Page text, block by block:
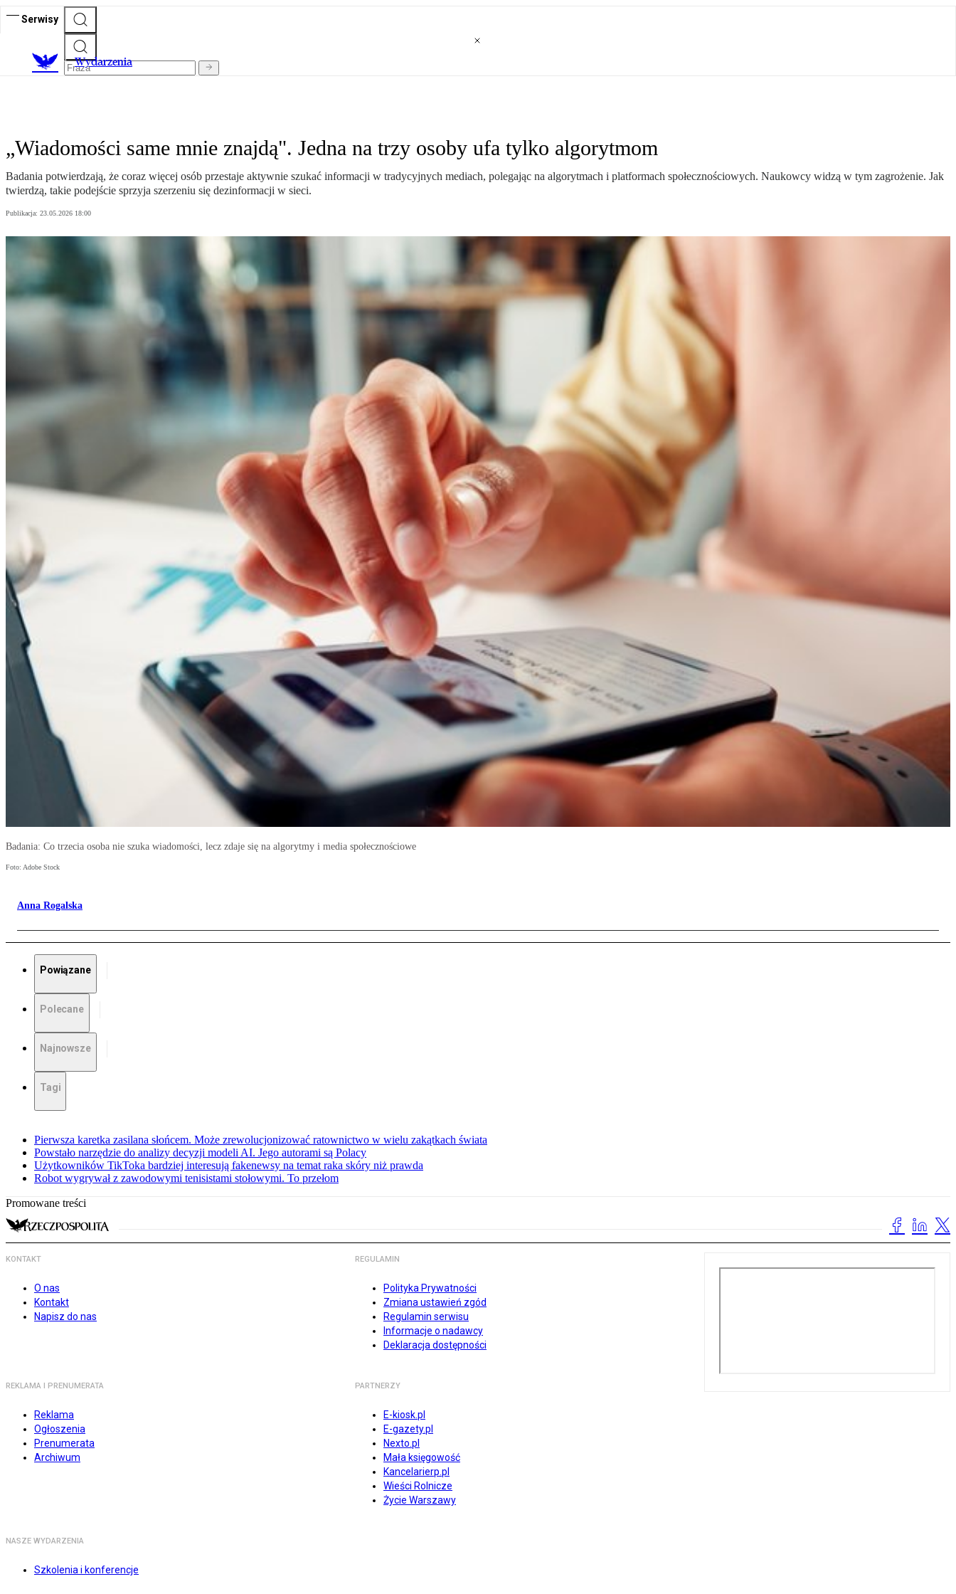
Serwisy
Wydarzenia
„Wiadomości same mnie znajdą". Jedna na trzy osoby ufa tylko algorytmom
Badania potwierdzają, że coraz więcej osób przestaje aktywnie szukać informacji w tradycyjnych mediach, polegając na algorytmach i platformach społecznościowych. Naukowcy widzą w tym zagrożenie. Jak
twierdzą, takie podejście sprzyja szerzeniu się dezinformacji w sieci.
Publikacja: 23.05.2026 18:00
Badania: Co trzecia osoba nie szuka wiadomości, lecz zdaje się na algorytmy i media społecznościowe
Foto: Adobe Stock
Anna Rogalska
Powiązane
Polecane
Najnowsze
Tagi
Pierwsza karetka zasilana słońcem. Może zrewolucjonizować ratownictwo w wielu zakątkach świata
Powstało narzędzie do analizy decyzji modeli AI. Jego autorami są Polacy
Użytkowników TikToka bardziej interesują fakenewsy na temat raka skóry niż prawda
Robot wygrywał z zawodowymi tenisistami stołowymi. To przełom
Promowane treści
KONTAKT
O nas
Kontakt
Napisz do nas
REGULAMIN
Polityka Prywatności
Zmiana ustawień zgód
Regulamin serwisu
Informacje o nadawcy
Deklaracja dostępności
REKLAMA I PRENUMERATA
Reklama
Ogłoszenia
Prenumerata
Archiwum
PARTNERZY
E-kiosk.pl
E-gazety.pl
Nexto.pl
Mała księgowość
Kancelarierp.pl
Wieści Rolnicze
Życie Warszawy
NASZE WYDARZENIA
Szkolenia i konferencje